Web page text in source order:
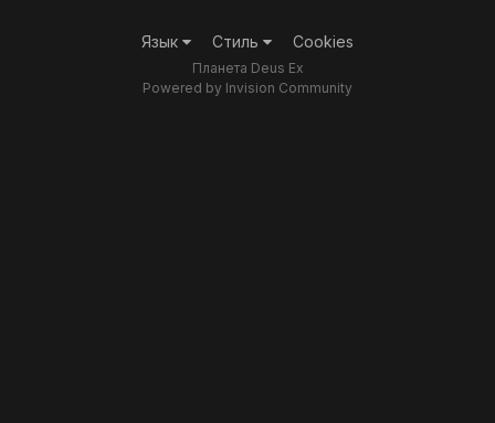
Язык Стиль Cookies
Планета Deus Ex
Powered by Invision Community